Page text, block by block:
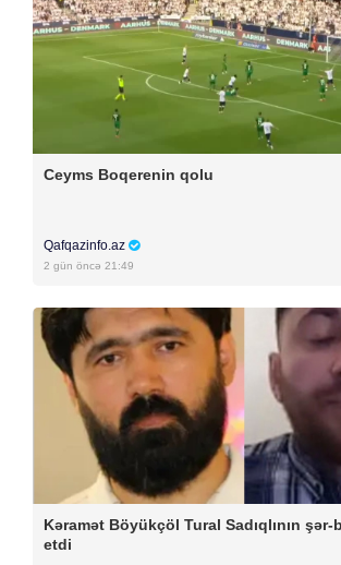
Ceyms Boqerenin qolu
Qafqazinfo.az
2 gün öncə 21:49
Kəramət Böyükçöl Tural Sadıqlının şər-
etdi